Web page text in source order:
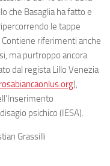
che Basaglia ha fatto e
le tappe
riferimenti anche
ma purtroppo ancora
dal registaLillo Venezia
),
psichico (IESA).
Grassilli